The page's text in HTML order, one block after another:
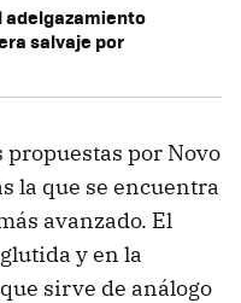
adelgazamiento
salvaje por
propuestas por Novo
la que se encuentra
avanzado. El
y en la
sirve de análogo